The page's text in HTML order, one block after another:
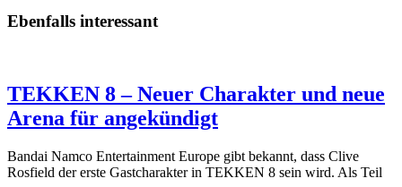
Ebenfalls interessant
TEKKEN 8 – Neuer Charakter und neue
Arena für angekündigt
Bandai Namco Entertainment Europe gibt bekannt, dass Clive
Rosfield der erste Gastcharakter in TEKKEN 8 sein wird. Als Teil